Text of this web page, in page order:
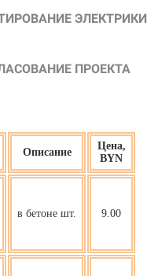
ЭЛЕКТРИКИ
ПРОЕКТА
Описание
Цена,
BYN
в бетоне шт. 9.00